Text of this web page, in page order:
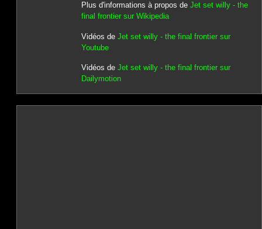
Plus d'informations à propos de Jet set willy - the
final frontier sur Wikipedia
Vidéos de Jet set willy - the final frontier sur
Youtube
Vidéos de Jet set willy - the final frontier sur
Dailymotion